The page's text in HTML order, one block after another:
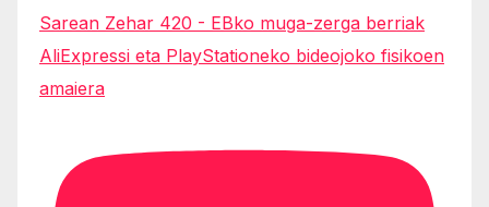
Sarean Zehar 420 - EBko muga-zerga berriak
AliExpressi eta PlayStationeko bideojoko fisikoen
amaiera